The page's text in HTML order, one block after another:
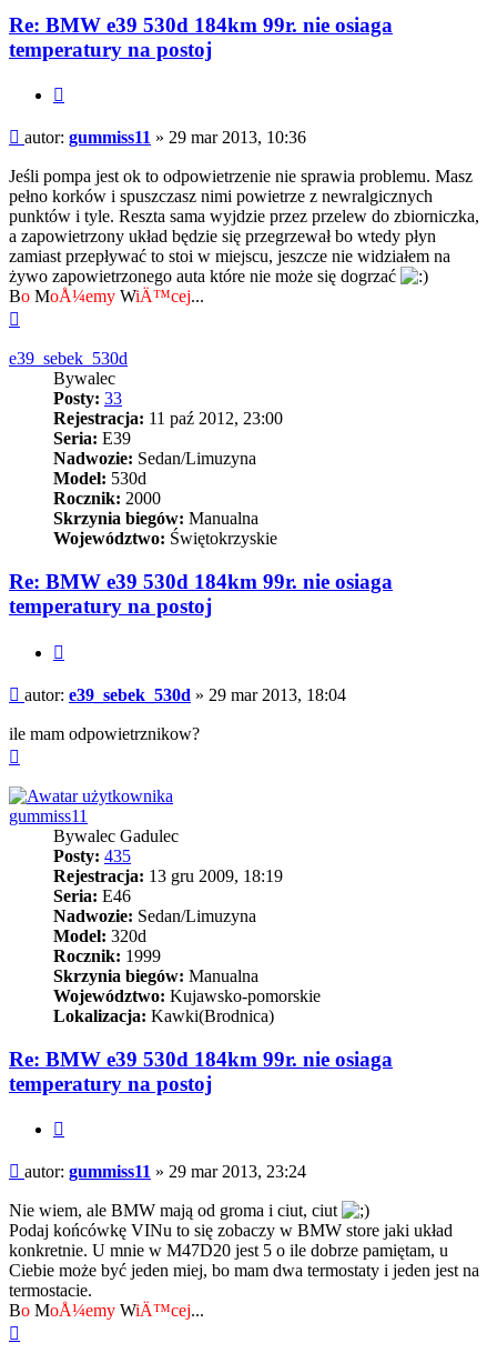
Re: BMW e39 530d 184km 99r. nie osiaga
temperatury na postoj
Post
autor: gummiss11 » 29 mar 2013, 10:36
Jeśli pompa jest ok to odpowietrzenie nie sprawia problemu. Masz
pełno korków i spuszczasz nimi powietrze z newralgicznych
punktów i tyle. Reszta sama wyjdzie przez przelew do zbiorniczka,
a zapowietrzony układ będzie się przegrzewał bo wtedy płyn
zamiast przepływać to stoi w miejscu, jeszcze nie widziałem na
żywo zapowietrzonego auta które nie może się dogrzać
Bo MoÅ¼emy WiÄ™cej...
e39_sebek_530d
Bywalec
Posty: 33
Rejestracja: 11 paź 2012, 23:00
Seria: E39
Nadwozie: Sedan/Limuzyna
Model: 530d
Rocznik: 2000
Skrzynia biegów: Manualna
Województwo: Świętokrzyskie
Re: BMW e39 530d 184km 99r. nie osiaga
temperatury na postoj
Post
autor: e39_sebek_530d » 29 mar 2013, 18:04
ile mam odpowietrznikow?
gummiss11
Bywalec Gadulec
Posty: 435
Rejestracja: 13 gru 2009, 18:19
Seria: E46
Nadwozie: Sedan/Limuzyna
Model: 320d
Rocznik: 1999
Skrzynia biegów: Manualna
Województwo: Kujawsko-pomorskie
Lokalizacja: Kawki(Brodnica)
Re: BMW e39 530d 184km 99r. nie osiaga
temperatury na postoj
Post
autor: gummiss11 » 29 mar 2013, 23:24
Nie wiem, ale BMW mają od groma i ciut, ciut
Podaj końcówkę VINu to się zobaczy w BMW store jaki układ
konkretnie. U mnie w M47D20 jest 5 o ile dobrze pamiętam, u
Ciebie może być jeden miej, bo mam dwa termostaty i jeden jest na
termostacie.
Bo MoÅ¼emy WiÄ™cej...